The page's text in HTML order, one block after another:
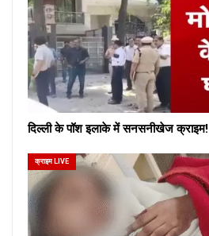
दिल्ली के पॉश इलाके में सनसनीखेज क्राइम!
क्राइम LIVE